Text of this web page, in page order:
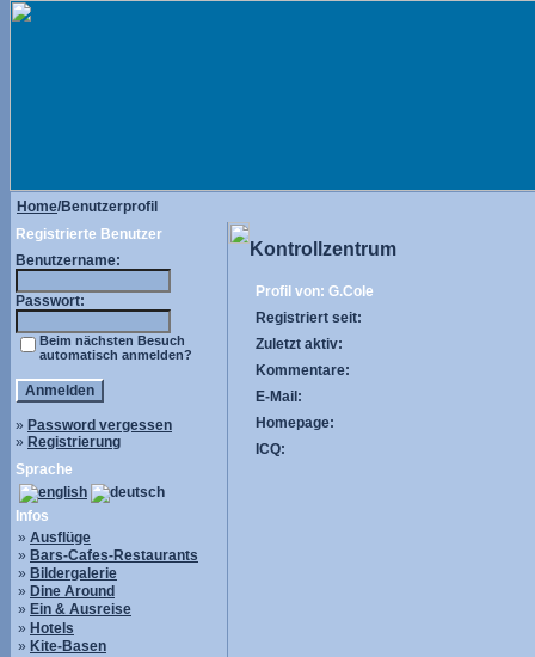
Home/Benutzerprofil
Registrierte Benutzer
Benutzername:
Passwort:
Beim nächsten Besuch
automatisch anmelden?
» Password vergessen
» Registrierung
Sprache
Infos
» Ausflüge
» Bars-Cafes-Restaurants
» Bildergalerie
» Dine Around
» Ein & Ausreise
» Hotels
» Kite-Basen
Kontrollzentrum
Profil von: G.Cole
Registriert seit:
Zuletzt aktiv:
Kommentare:
E-Mail:
Homepage:
ICQ: